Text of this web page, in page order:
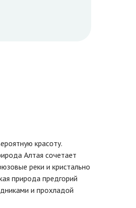
красоту.
Алтая сочетает
реки и кристально
природа предгорий
и прохладой